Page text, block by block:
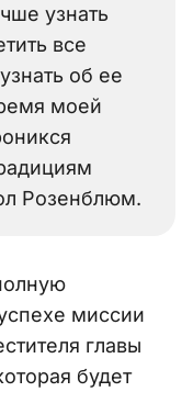
узнать
все
об ее
моей
Розенблюм.
миссии
главы
будет